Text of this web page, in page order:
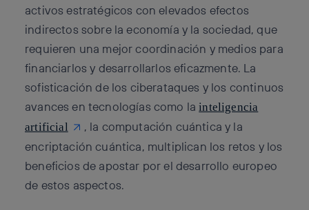
activos estratégicos con elevados efectos
indirectos sobre la economía y la sociedad, que
requieren una mejor coordinación y medios para
financiarlos y desarrollarlos eficazmente. La
sofisticación de los ciberataques y los continuos
avances en tecnologías como la inteligencia
artificial
, la computación cuántica y la
encriptación cuántica, multiplican los retos y los
beneficios de apostar por el desarrollo europeo
de estos aspectos.